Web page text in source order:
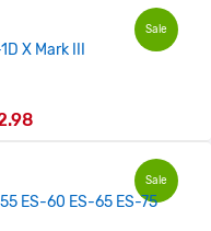
Sale
X Mark III
Sale
ES-60 ES-65 ES-75